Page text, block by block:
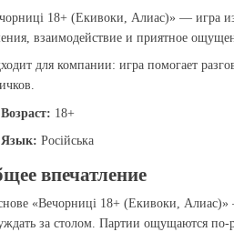
18+ (Екивоки, Алиас)» — игра
взаимодействие и приятное
для компании: игра помогает
Возраст: 18+
Язык: Російська
впечатление
«Вечорниці 18+ (Екивоки,
за столом. Партии ощущаются